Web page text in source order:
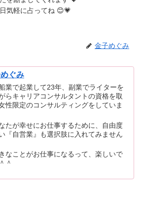
気軽に占ってね 😊💗
金子めぐみ
ぐみ
業で起業して23年、副業でライターを
らキャリアコンサルタントの資格を取
性限定のコンサルティングをしていま
たが幸せにお仕事するために、自由度
『自営業』も選択肢に入れてみません
なことがお仕事になるって、楽しいで
＾